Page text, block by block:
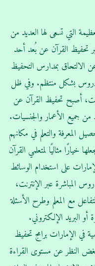
التي تسعى لها العديد من
تحفيظ القرآن عن بُعد أحد
الالتحاق بمدارس التحفيظ
بشكل منتظم. وفي ظل
أصبح تحفيظ القرآن عن
من جميع الأعمار والجنسيات.
المعرفة والتعلم في مكانهم
خيارًا مثاليًا لمتعلمي القرآن
على استخدام الوسائط
المباشرة عبر الإنترنت،
مع المعلم وطرح الأسئلة
البريد الإلكتروني.
في الإمارات برامج تحفيظ
النظر عن مستوى القراءة